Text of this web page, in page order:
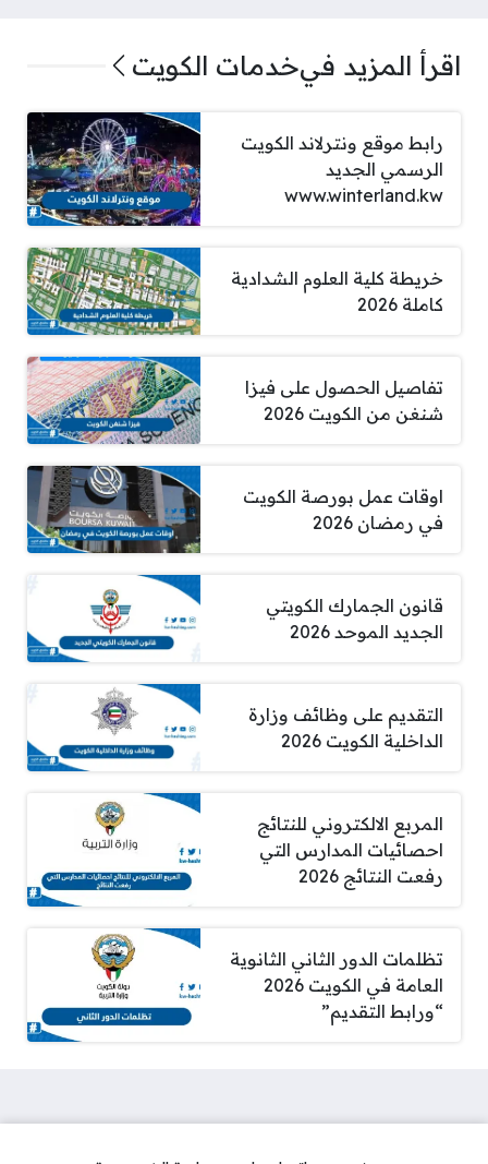
اقرأ المزيد فيخدمات الكويت
رابط موقع ونترلاند الكويت
الرسمي الجديد
www.winterland.kw
خريطة كلية العلوم الشدادية
كاملة 2026
تفاصيل الحصول على فيزا
شنغن من الكويت 2026
اوقات عمل بورصة الكويت
في رمضان 2026
قانون الجمارك الكويتي
الجديد الموحد 2026
التقديم على وظائف وزارة
الداخلية الكويت 2026
المربع الالكتروني للنتائج
احصائيات المدارس التي
رفعت النتائج 2026
تظلمات الدور الثاني الثانوية
العامة في الكويت 2026
“ورابط التقديم”